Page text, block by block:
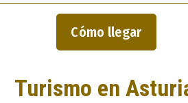
Cómo llegar